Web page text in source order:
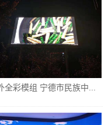
全彩模组 宁德市民族中...